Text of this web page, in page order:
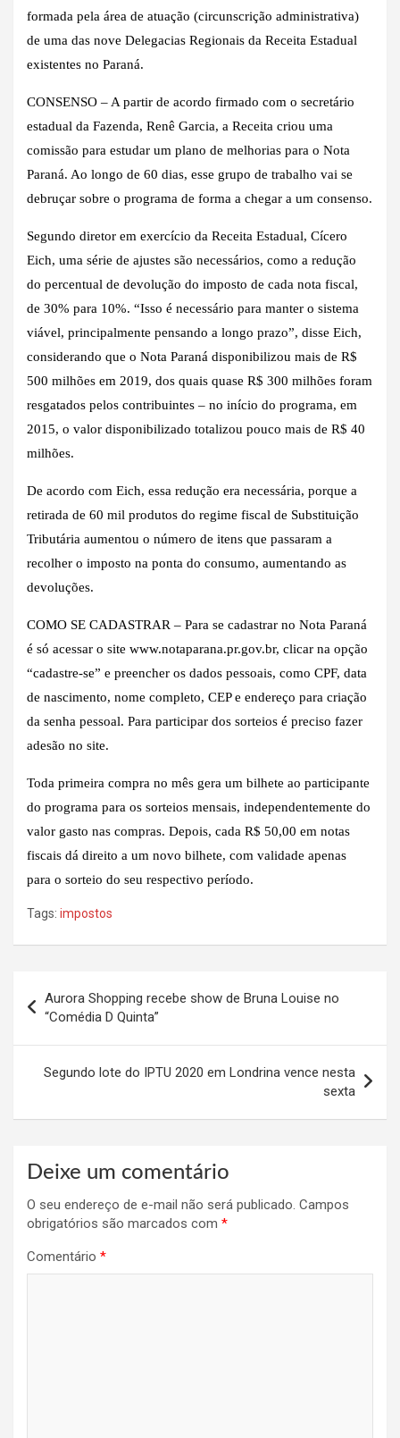
formada pela área de atuação (circunscrição administrativa)
de uma das nove Delegacias Regionais da Receita Estadual
existentes no Paraná.
CONSENSO – A partir de acordo firmado com o secretário
estadual da Fazenda, Renê Garcia, a Receita criou uma
comissão para estudar um plano de melhorias para o Nota
Paraná. Ao longo de 60 dias, esse grupo de trabalho vai se
debruçar sobre o programa de forma a chegar a um consenso.
Segundo diretor em exercício da Receita Estadual, Cícero
Eich, uma série de ajustes são necessários, como a redução
do percentual de devolução do imposto de cada nota fiscal,
de 30% para 10%. “Isso é necessário para manter o sistema
viável, principalmente pensando a longo prazo”, disse Eich,
considerando que o Nota Paraná disponibilizou mais de R$
500 milhões em 2019, dos quais quase R$ 300 milhões foram
resgatados pelos contribuintes – no início do programa, em
2015, o valor disponibilizado totalizou pouco mais de R$ 40
milhões.
De acordo com Eich, essa redução era necessária, porque a
retirada de 60 mil produtos do regime fiscal de Substituição
Tributária aumentou o número de itens que passaram a
recolher o imposto na ponta do consumo, aumentando as
devoluções.
COMO SE CADASTRAR – Para se cadastrar no Nota Paraná
é só acessar o site www.notaparana.pr.gov.br, clicar na opção
“cadastre-se” e preencher os dados pessoais, como CPF, data
de nascimento, nome completo, CEP e endereço para criação
da senha pessoal. Para participar dos sorteios é preciso fazer
adesão no site.
Toda primeira compra no mês gera um bilhete ao participante
do programa para os sorteios mensais, independentemente do
valor gasto nas compras. Depois, cada R$ 50,00 em notas
fiscais dá direito a um novo bilhete, com validade apenas
para o sorteio do seu respectivo período.
Tags: impostos
de
Post
Aurora Shopping recebe show de Bruna Louise no
“Comédia D Quinta”
Segundo lote do IPTU 2020 em Londrina vence nesta
sexta
Deixe um comentário
O seu endereço de e-mail não será publicado. Campos
obrigatórios são marcados com *
Comentário *